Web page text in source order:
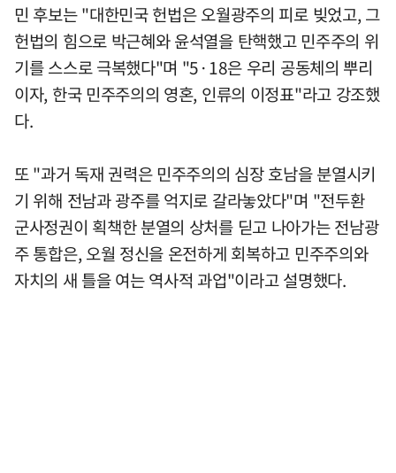
민 후보는 "대한민국 헌법은 오월광주의 피로 빚었고, 그
헌법의 힘으로 박근혜와 윤석열을 탄핵했고 민주주의 위
기를 스스로 극복했다"며 "5·18은 우리 공동체의 뿌리
이자, 한국 민주주의의 영혼, 인류의 이정표"라고 강조했
다.
또 "과거 독재 권력은 민주주의의 심장 호남을 분열시키
기 위해 전남과 광주를 억지로 갈라놓았다"며 "전두환
군사정권이 획책한 분열의 상처를 딛고 나아가는 전남광
주 통합은, 오월 정신을 온전하게 회복하고 민주주의와
자치의 새 틀을 여는 역사적 과업"이라고 설명했다.